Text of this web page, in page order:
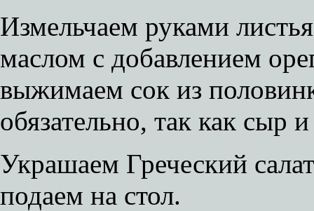
Измельчаем руками
маслом с добавлением
выжимаем сок из
обязательно, так как сыр
Украшаем Греческий
подаем на стол.